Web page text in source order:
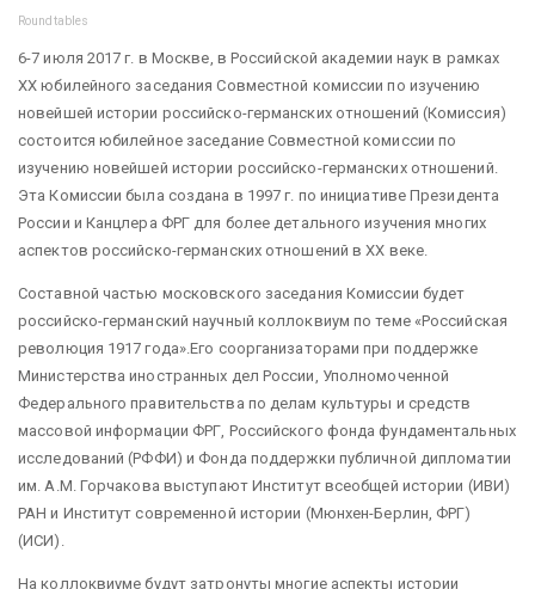
Roundtables
6-7 июля 2017 г. в Москве, в Российской академии наук в рамках
XХ юбилейного заседания Совместной комиссии по изучению
новейшей истории российско-германских отношений (Комиссия)
состоится юбилейное заседание Совместной комиссии по
изучению новейшей истории российско-германских отношений.
Эта Комиссии была создана в 1997 г. по инициативе Президента
России и Канцлера ФРГ для более детального изучения многих
аспектов российско-германских отношений в ХХ веке.
Составной частью московского заседания Комиссии будет
российско-германский научный коллоквиум по теме «Российская
революция 1917 года».Его соорганизаторами при поддержке
Министерства иностранных дел России, Уполномоченной
Федерального правительства по делам культуры и средств
массовой информации ФРГ, Российского фонда фундаментальных
исследований (РФФИ) и Фонда поддержки публичной дипломатии
им. А.М. Горчакова выступают Институт всеобщей истории (ИВИ)
РАН и Институт современной истории (Мюнхен-Берлин, ФРГ)
(ИСИ).
На коллоквиуме будут затронуты многие аспекты истории